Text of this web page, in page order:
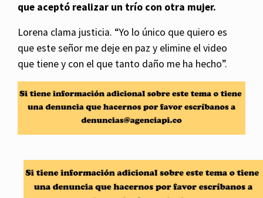
que aceptó realizar un trío con otra mujer.
Lorena clama justicia. “Yo lo único que quiero es
que este señor me deje en paz y elimine el video
que tiene y con el que tanto daño me ha hecho”.